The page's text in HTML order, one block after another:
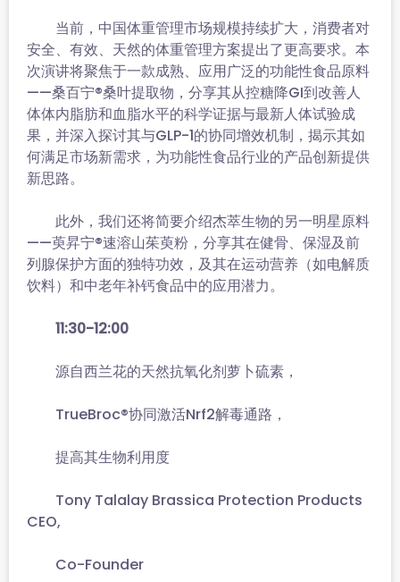
当前，中国体重管理市场规模持续扩大，消费者对
安全、有效、天然的体重管理方案提出了更高要求。本
次演讲将聚焦于一款成熟、应用广泛的功能性食品原料
——桑百宁®桑叶提取物，分享其从控糖降GI到改善人
体体内脂肪和血脂水平的科学证据与最新人体试验成
果，并深入探讨其与GLP-1的协同增效机制，揭示其如
何满足市场新需求，为功能性食品行业的产品创新提供
新思路。
此外，我们还将简要介绍杰萃生物的另一明星原料
——萸昇宁®速溶山茱萸粉，分享其在健骨、保湿及前
列腺保护方面的独特功效，及其在运动营养（如电解质
饮料）和中老年补钙食品中的应用潜力。
11:30-12:00
源自西兰花的天然抗氧化剂萝卜硫素，
TrueBroc®协同激活Nrf2解毒通路，
提高其生物利用度
Tony Talalay Brassica Protection Products
CEO,
Co-Founder